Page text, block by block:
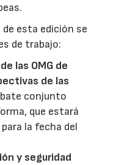
esta edición se
de trabajo:
las OMG de
de las
conjunto
que estará
la fecha del
y seguridad